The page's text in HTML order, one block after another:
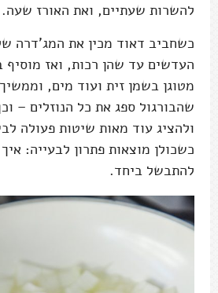
להשרות שעתיים, ואת האורז שעה.
כשחביב דאוד מכין את המג'דרה
העדשים עד שהן רכות, ואז מוסיף
מטוגן בשמן זית ועוד מים,
שהבורגול ספג את כל הנוזלים –
ולהציג עוד מאות שיטות פעולה
כשכולן מוצאות פתרון לבעייה:
להתבשל ביחד.